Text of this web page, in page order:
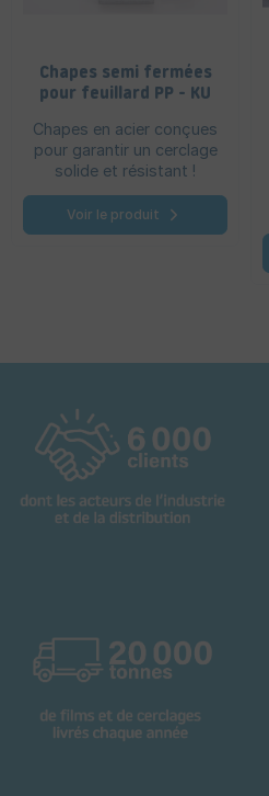
Chapes semi fermées
pour feuillard PP - KU
Chapes en acier conçues
pour garantir un cerclage
solide et résistant !
Voir le produit